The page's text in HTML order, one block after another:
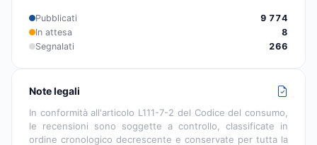
Pubblicati
9 774
In attesa
8
Segnalati
266
Note legali
In conformità all'articolo L111-7-2 del Codice del consumo,
le recensioni sono soggette a controllo, classificate in
ordine cronologico decrescente e conservate per tutta la